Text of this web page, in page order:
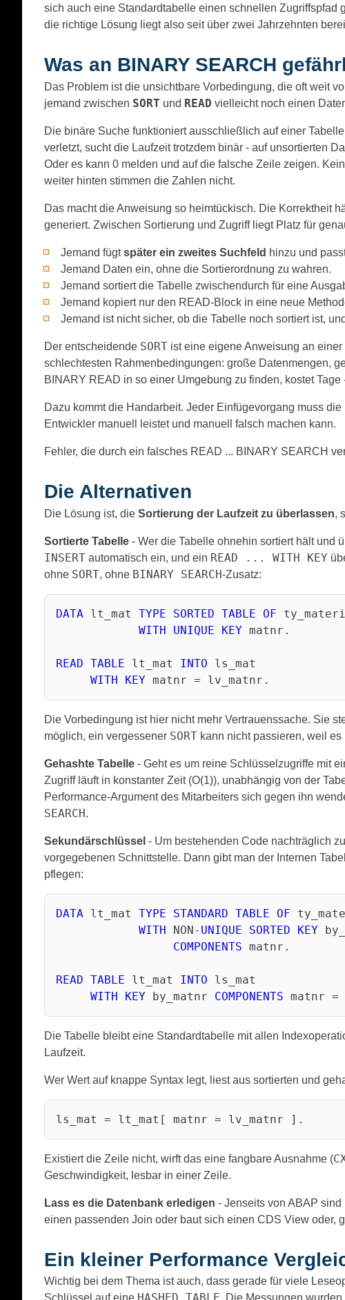
sich auch eine Standardtabelle einen schnellen Zugriffspfad
die richtige Lösung liegt also seit über zwei Jahrzehnten
Was an BINARY SEARCH
Das Problem ist die unsichtbare Vorbedingung, die oft weit
jemand zwischen SORT und READ vielleicht noch einen
Die binäre Suche funktioniert ausschließlich auf einer
verletzt, sucht die Laufzeit trotzdem binär - auf unsortierten
Oder es kann 0 melden und auf die falsche Zeile zeigen.
weiter hinten stimmen die Zahlen nicht.
Das macht die Anweisung so heimtückisch. Die Korrektheit
generiert. Zwischen Sortierung und Zugriff liegt Platz für
Jemand fügtspäter ein zweites Suchfeld hinzu und
Jemand Daten ein, ohne die Sortierordnung zu wahren.
Jemand sortiert die Tabelle zwischendurch für eine
Jemand kopiert nur den READ-Block in eine neue
Jemand ist nicht sicher, ob die Tabelle noch sortiert ist,
Der entscheidende SORT ist eine eigene Anweisung an
schlechtesten Rahmenbedingungen: große Datenmengen,
BINARY READ in so einer Umgebung zu finden, kostet
Dazu kommt die Handarbeit. Jeder Einfügevorgang muss
Entwickler manuell leistet und manuell falsch machen kann.
Fehler, die durch ein falsches READ ... BINARY SEARCH
Die Alternativen
Die Lösung ist, die Sortierung der Laufzeit zu überlassen,
Sortierte Tabelle - Wer die Tabelle ohnehin sortiert hält und
INSERT automatisch ein, und ein READ ... WITH KEY
ohne SORT, ohne BINARY SEARCH-Zusatz:
DATA lt_mat TYPE SORTED TABLE OF
WITH
UNIQUE KEY matnr.
READ TABLE lt_mat INTO ls_mat
WITH
KEY
Die Vorbedingung ist hier nicht mehr Vertrauenssache. Sie
möglich, ein vergessener SORT kann nicht passieren, weil es
Gehashte Tabelle - Geht es um reine Schlüsselzugriffe mit
Zugriff läuft in konstanter Zeit (O(1)), unabhängig von der
Performance-Argument des Mitarbeiters sich gegen ihn
SEARCH.
Sekundärschlüssel - Um bestehenden Code nachträglich
vorgegebenen Schnittstelle. Dann gibt man der Internen
pflegen:
DATA lt_mat TYPE STANDARD TABLE OF
WITH NON- UNIQUE SORTED KEY
COMPONENTS matnr.
READ TABLE lt_mat INTO ls_mat
WITH
KEY by_matnr COMPONENTS
Die Tabelle bleibt eine Standardtabelle mit allen
Laufzeit.
Wer Wert auf knappe Syntax legt, liest aus sortierten und
Existiert die Zeile nicht, wirft das eine fangbare Ausnahme (
Geschwindigkeit, lesbar in einer Zeile.
Lass es die Datenbank erledigen - Jenseits von ABAP
einen passenden Join oder baut sich einen CDS View oder,
Ein kleiner Performance
Wichtig bei dem Thema ist auch, dass gerade für viele